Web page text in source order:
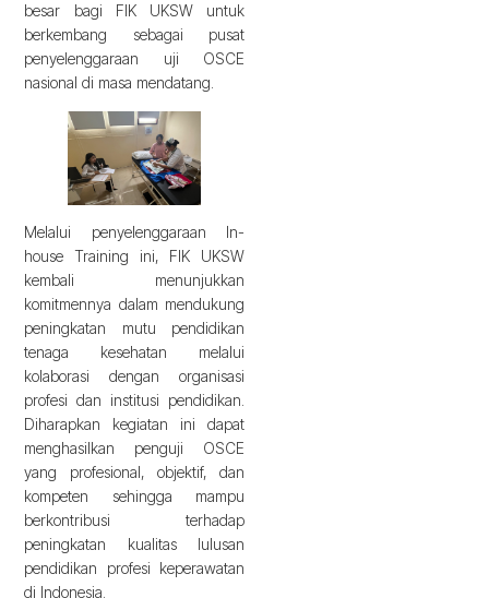
besar bagi FIK UKSW untuk
berkembang sebagai pusat
penyelenggaraan uji OSCE
nasional di masa mendatang.
Melalui penyelenggaraan In-
house Training ini, FIK UKSW
kembali menunjukkan
komitmennya dalam mendukung
peningkatan mutu pendidikan
tenaga kesehatan melalui
kolaborasi dengan organisasi
profesi dan institusi pendidikan.
Diharapkan kegiatan ini dapat
menghasilkan penguji OSCE
yang profesional, objektif, dan
kompeten sehingga mampu
berkontribusi terhadap
peningkatan kualitas lulusan
pendidikan profesi keperawatan
di Indonesia.